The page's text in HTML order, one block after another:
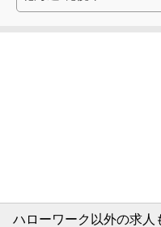
ハローワーク以外の求人